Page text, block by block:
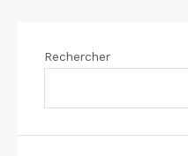
Rechercher